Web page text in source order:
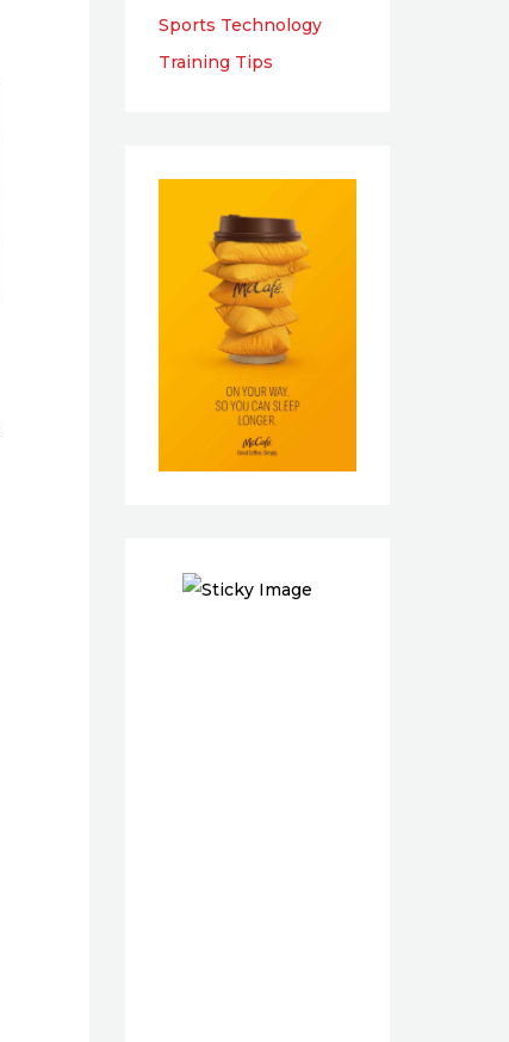
Sports Technology
Training Tips